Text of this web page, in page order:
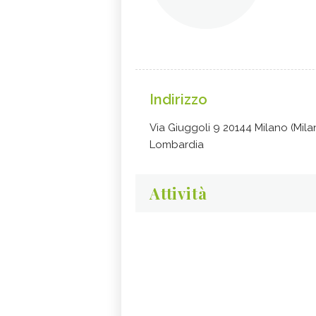
Indirizzo
Via Giuggoli 9 20144 Milano
Lombardia
Attività